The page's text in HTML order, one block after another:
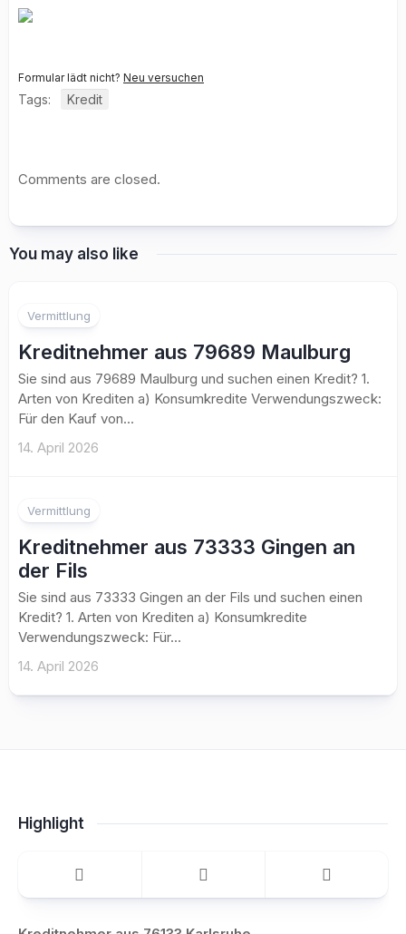
Formular lädt nicht? Neu versuchen
Tags: Kredit
Comments are closed.
You may also like
Vermittlung
Kreditnehmer aus 79689 Maulburg
Sie sind aus 79689 Maulburg und suchen einen Kredit? 1.
Arten von Krediten a) Konsumkredite Verwendungszweck:
Für den Kauf von...
14. April 2026
Vermittlung
Kreditnehmer aus 73333 Gingen an
der Fils
Sie sind aus 73333 Gingen an der Fils und suchen einen
Kredit? 1. Arten von Krediten a) Konsumkredite
Verwendungszweck: Für...
14. April 2026
Highlight